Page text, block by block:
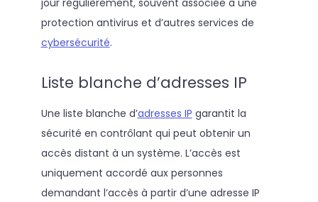
jour régulièrement, souvent associée à une
protection antivirus et d’autres services de
cybersécurité.
Liste blanche d’adresses IP
Une liste blanche d’adresses IP garantit la
sécurité en contrôlant qui peut obtenir un
accès distant à un système. L’accès est
uniquement accordé aux personnes
demandant l’accès à partir d’une adresse IP